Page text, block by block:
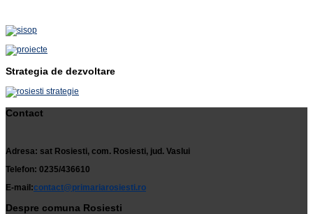
Strategia de dezvoltare
Contact
Adresa: sat Rosiesti, com. Rosiesti, jud. Vaslui
Telefon: 0235/436610
E-mail:contact@primariarosiesti.ro
Despre comuna Rosiesti